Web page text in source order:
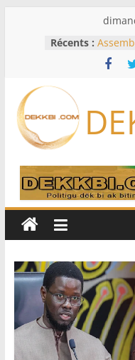
Récents :
Bénin:
du
accord
RD